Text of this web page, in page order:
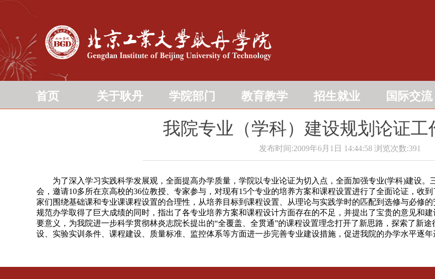
首页 关于耿丹 学院部门 教育教学 招生就业 国际交流
我院专业（学科）建设规划论证工
发布时间:2009年6月1日 14:44:58 浏览次数:391
为了深入学习实践科学发展观，全面提高办学质量，学院以专业论证为切入点，全面加强专业(学科)建设。
会，邀请10多所在京高校的36位教授、专家参与，对现有15个专业的培养方案和课程设置进行了全面论证，收
家们围绕基础课和专业课课程设置的合理性，从培养目标到课程设置、从理论与实践学时的匹配到选修与必修
规范办学取得了巨大成绩的同时，指出了各专业培养方案和课程设计方面存在的不足，并提出了宝贵的意见和建
要意义，为我院进一步科学贯彻林炎志院长提出的“全覆盖、全贯通”的课程设置理念打开了新思路，探索了新
设、实验实训条件、课程建设、质量标准、监控体系等方面进一步完善专业建设措施，促进我院的办学水平逐年